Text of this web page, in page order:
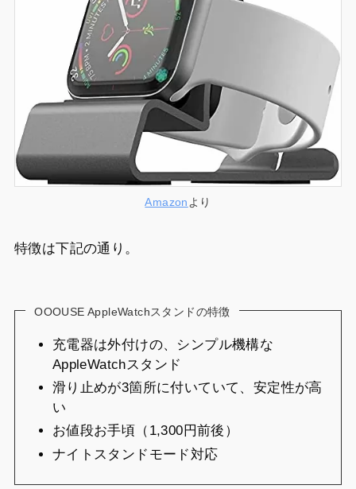
Amazon より
特徴は下記の通り。
OOOUSE AppleWatchスタンドの特徴
充電器は外付けの、シンプル機構な
AppleWatchスタンド
滑り止めが3箇所に付いていて、安定性が高
い
お値段お手頃（1,300円前後）
ナイトスタンドモード対応